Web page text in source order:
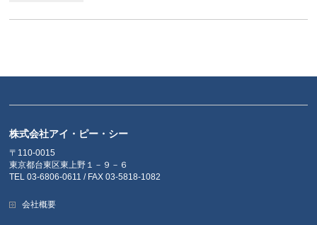
株式会社アイ・ピー・シー
〒110-0015
東京都台東区東上野１－９－６
TEL 03-6806-0611 / FAX 03-5818-1082
会社概要